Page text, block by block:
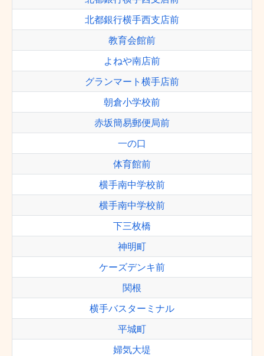
北都銀行横手西支店前
教育会館前
よねや南店前
グランマート横手店前
朝倉小学校前
赤坂簡易郵便局前
一の口
体育館前
横手南中学校前
横手南中学校前
下三枚橋
神明町
ケーズデンキ前
関根
横手バスターミナル
平城町
婦気大堤